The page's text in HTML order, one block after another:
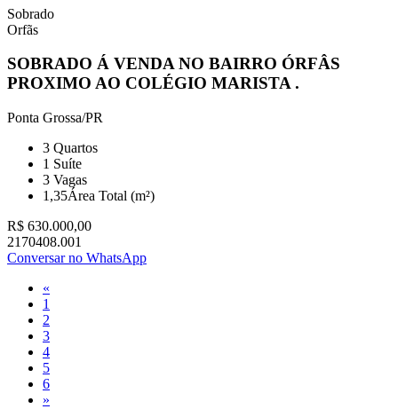
Sobrado
Orfãs
SOBRADO Á VENDA NO BAIRRO ÓRFÂS
PROXIMO AO COLÉGIO MARISTA .
Ponta Grossa/PR
3 Quartos
1 Suíte
3 Vagas
1,35Área Total (m²)
R$ 630.000,00
2170408.001
Conversar no WhatsApp
«
1
2
3
4
5
6
»